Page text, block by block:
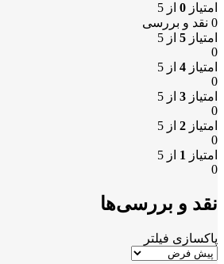
امتیاز 0 از 5
0 نقد و بررسی
امتیاز 5 از 5
0
امتیاز 4 از 5
0
امتیاز 3 از 5
0
امتیاز 2 از 5
0
امتیاز 1 از 5
0
نقد و بررسی‌ها
پاکسازی فیلتر